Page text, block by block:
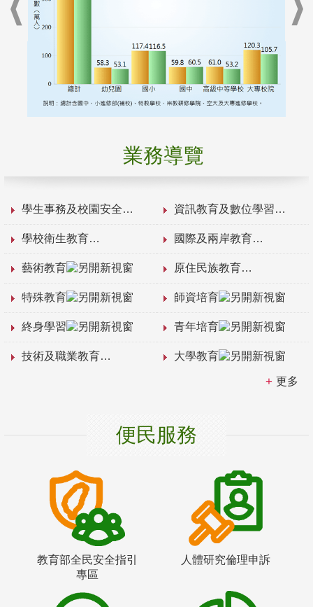
業務導覽
學生事務及校園安全 資訊教育及數位學習
學校衛生教育 國際及兩岸教育
藝術教育 原住民族教育
特殊教育 師資培育
終身學習 青年培育
技術及職業教育 大學教育
更多
便民服務
教育部全民安全指引
專區
人體研究倫理申訴